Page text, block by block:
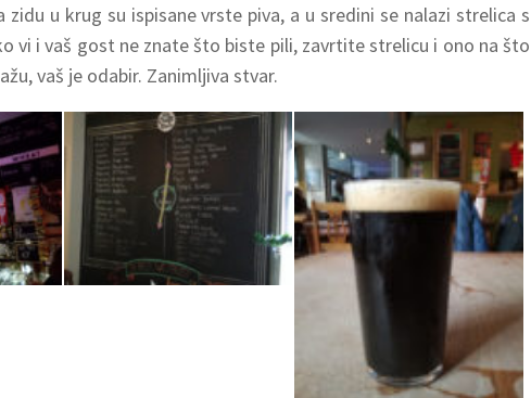
zidu u krug su ispisane vrste piva, a u sredini se nalazi strelica s
vi i vaš gost ne znate što biste pili, zavrtite strelicu i ono na što
vaš je odabir. Zanimljiva stvar.